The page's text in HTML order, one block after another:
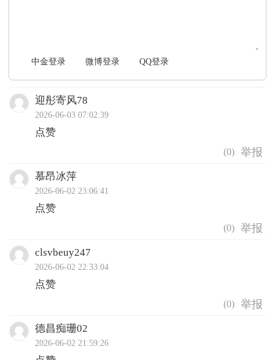
中金登录 微博登录 QQ登录
迎彤寄风78
2026-06-03 07:02:39
点赞
(0)
慕昂冰萍
2026-06-02 23:06:41
点赞
(0)
clsvbeuy247
2026-06-02 22:33:04
点赞
(0)
德昌痴珊02
2026-06-02 21:59:26